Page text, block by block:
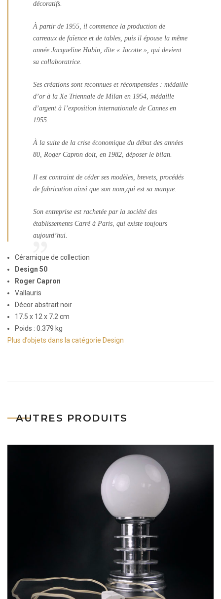
décoratifs.
À partir de 1955, il commence la production de
carreaux de faïence et de tables, puis il épouse la même
année Jacqueline Hubin, dite « Jacotte », qui devient
sa collaboratrice.
Ses créations sont reconnues et récompensées : médaille
d’or à la Xe Triennale de Milan en 1954, médaille
d’argent à l’exposition internationale de Cannes en
1955.
À la suite de la crise économique du début des années
80, Roger Capron doit, en 1982, déposer le bilan.
Il est contraint de céder ses modèles, brevets, procédés
de fabrication ainsi que son nom,qui est sa marque.
Son entreprise est rachetée par la société des
établissements Carré à Paris, qui existe toujours
aujourd’hui.
Céramique de collection
Design 50
Roger Capron
Vallauris
Décor abstrait noir
17.5 x 12 x 7.2 cm
Poids : 0.379 kg
Plus d’objets dans la catégorie Design
AUTRES PRODUITS